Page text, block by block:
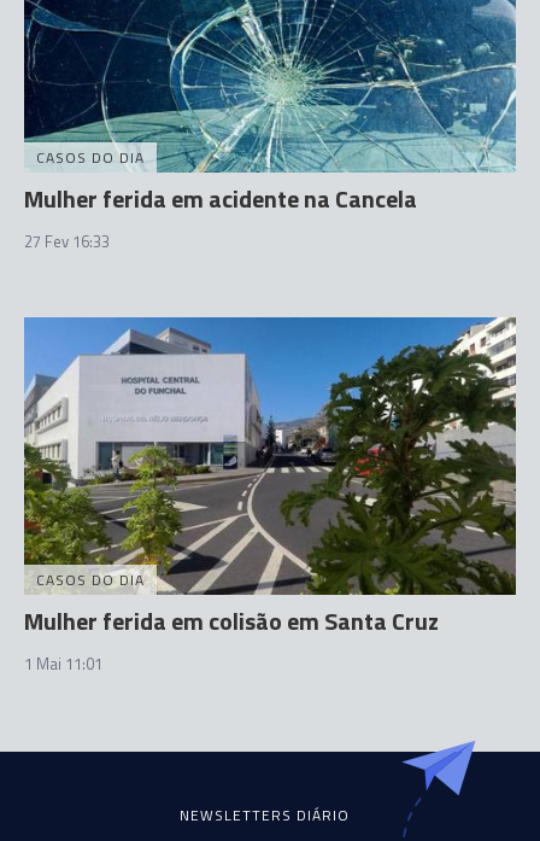
CASOS DO DIA
Mulher ferida em acidente na Cancela
27 Fev 16:33
CASOS DO DIA
Mulher ferida em colisão em Santa Cruz
1 Mai 11:01
NEWSLETTERS DIÁRIO